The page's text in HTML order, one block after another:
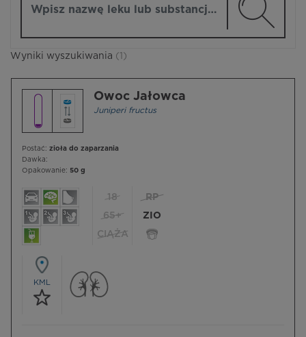
Wyniki wyszukiwania (1)
Owoc Jałowca
Juniperi fructus
Postać: zioła do zaparzania
Dawka:
Opakowanie: 50 g
18
65+
CIĄŻA
RP
ZIO
KML